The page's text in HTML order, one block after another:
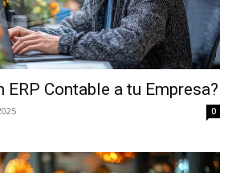
ERP Contable a tu Empresa?
0